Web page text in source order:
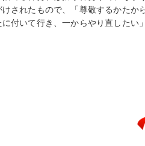
けされたもので、「尊敬するかたか
に付いて行き、一からやり直したい